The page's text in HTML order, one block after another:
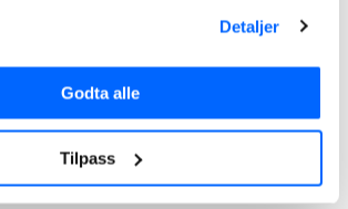
Detaljer
Godta alle
Tilpass
fastrentelån
av fast og flytende rente?
for deg